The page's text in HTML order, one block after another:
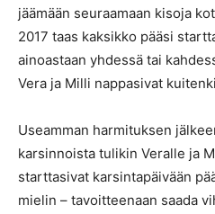
jäämään seuraamaan kisoja
2017 taas kaksikko pääsi
ainoastaan yhdessä tai
Vera ja Milli nappasivat
Useamman harmituksen
karsinnoista tulikin Veralle ja
starttasivat karsintapäivään
mielin – tavoitteenaan saada